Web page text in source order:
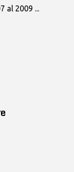
al 2009 ...